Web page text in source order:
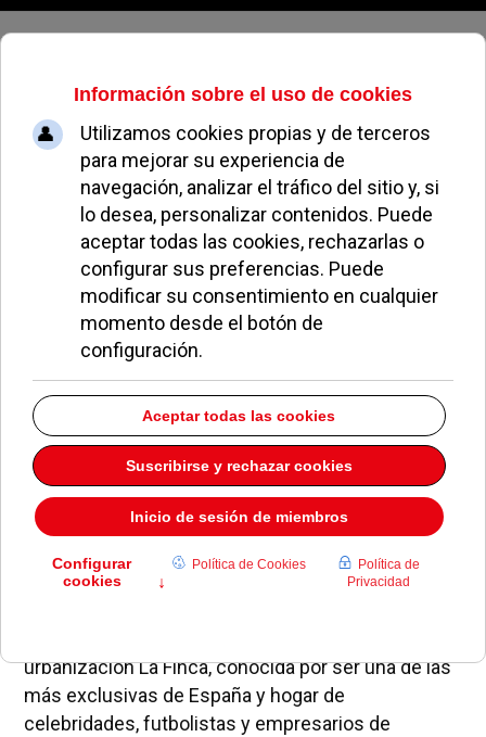
Viernes, 07 de agosto de 2026
Multa de 240.000 euros a La Finca
por talar 80 árboles protegidos
ALEJANDRO MORENO NOTICIAS DE POZUELO 13 MARZO 2024
urbanización La Finca, conocida por ser una de las
más exclusivas de España y hogar de
celebridades, futbolistas y empresarios de